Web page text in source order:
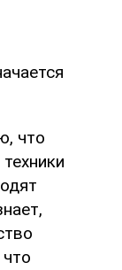
что